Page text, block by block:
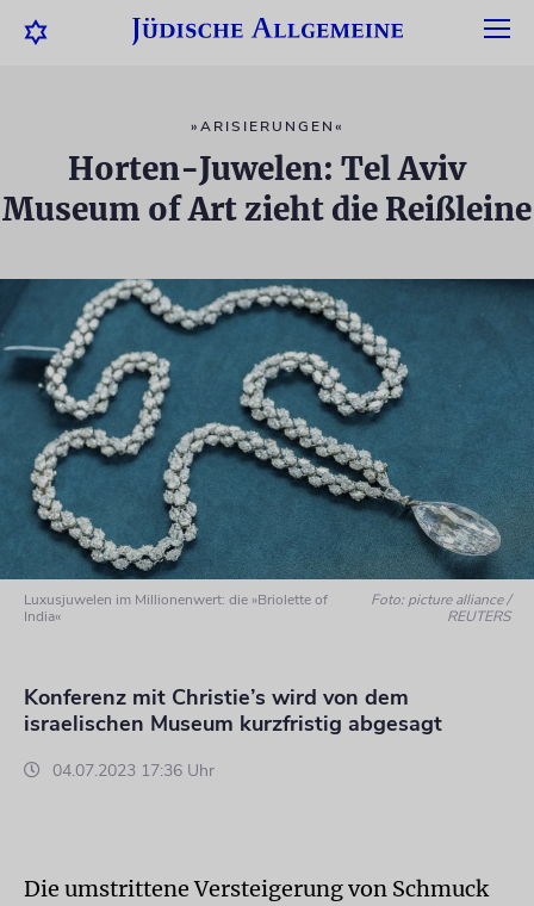
»ARISIERUNGEN«
Horten-Juwelen: Tel Aviv
Museum of Art zieht die Reißleine
Luxusjuwelen im Millionenwert: die »Briolette of
India«
Foto: picture alliance /
REUTERS
Konferenz mit Christie’s wird von dem
israelischen Museum kurzfristig abgesagt
04.07.2023 17:36 Uhr
Die umstrittene Versteigerung von Schmuck